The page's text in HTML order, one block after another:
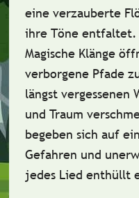
eine verzauberte
ihre Töne entfaltet.
Magische Klänge
verborgene Pfade
längst vergessenen
und Traum
begeben sich auf
Gefahren und
jedes Lied enthüllt